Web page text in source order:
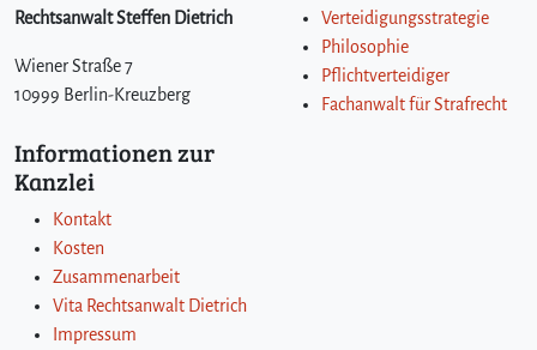
Rechtsanwalt Steffen Dietrich
Wiener Straße 7
10999 Berlin-Kreuzberg
Verteidigungsstrategie
Philosophie
Pflichtverteidiger
Fachanwalt für Strafrecht
Informationen zur
Kanzlei
Kontakt
Kosten
Zusammenarbeit
Vita Rechtsanwalt Dietrich
Impressum